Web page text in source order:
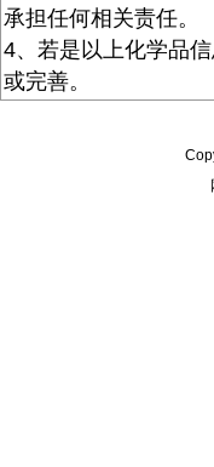
承担任何相关责任。
4、若是以上化学品
或完善。